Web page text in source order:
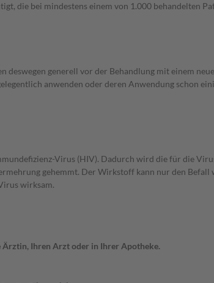
die bei mindestens einem von 1.000 behandelten
generell vor der Behandlung mit einem
anwenden oder deren Anwendung schon
Virus (HIV). Dadurch wird die für die
gehemmt. Der Wirkstoff kann nur den
wirksam.
Ärztin, Ihren Arzt oder in Ihrer Apotheke.